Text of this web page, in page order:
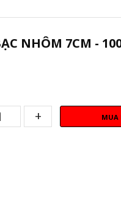
NHÔM 7CM -
+ MUA